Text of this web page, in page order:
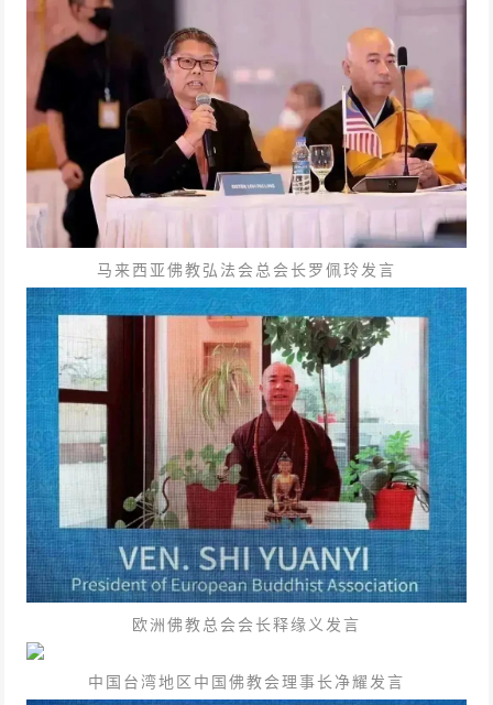
马来西亚佛教弘法会总会长罗佩玲发言
欧洲佛教总会会长释缘义发言
中国台湾地区中国佛教会理事长净耀发言